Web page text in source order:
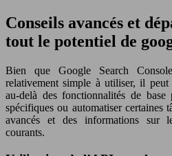
Conseils avancés et
tout le potentiel de
Bien que Google Search
relativement simple à utiliser, il peut
au-delà des fonctionnalités de base
spécifiques ou automatiser certaines
avancés et des informations sur
courants.